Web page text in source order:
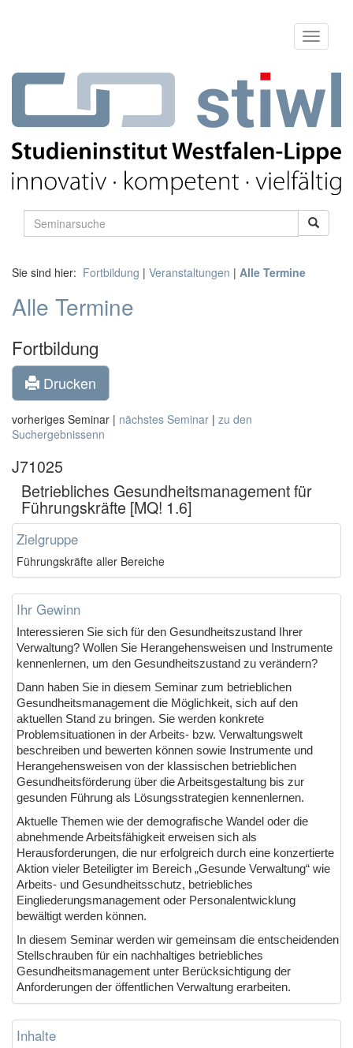
Sie sind hier: Fortbildung | Veranstaltungen | Alle Termine
Alle Termine
Fortbildung
Drucken
vorheriges Seminar | nächstes Seminar | zu den
Suchergebnissenn
J71025
Betriebliches Gesundheitsmanagement für
Führungskräfte [MQ! 1.6]
Zielgruppe
Führungskräfte aller Bereiche
Ihr Gewinn
Interessieren Sie sich für den Gesundheitszustand Ihrer
Verwaltung? Wollen Sie Herangehensweisen und Instrumente
kennenlernen, um den Gesundheitszustand zu verändern?
Dann haben Sie in diesem Seminar zum betrieblichen
Gesundheitsmanagement die Möglichkeit, sich auf den
aktuellen Stand zu bringen. Sie werden konkrete
Problemsituationen in der Arbeits- bzw. Verwaltungswelt
beschreiben und bewerten können sowie Instrumente und
Herangehensweisen von der klassischen betrieblichen
Gesundheitsförderung über die Arbeitsgestaltung bis zur
gesunden Führung als Lösungsstrategien kennenlernen.
Aktuelle Themen wie der demografische Wandel oder die
abnehmende Arbeitsfähigkeit erweisen sich als
Herausforderungen, die nur erfolgreich durch eine konzertierte
Aktion vieler Beteiligter im Bereich „Gesunde Verwaltung“ wie
Arbeits- und Gesundheitsschutz, betriebliches
Eingliederungsmanagement oder Personalentwicklung
bewältigt werden können.
In diesem Seminar werden wir gemeinsam die entscheidenden
Stellschrauben für ein nachhaltiges betriebliches
Gesundheitsmanagement unter Berücksichtigung der
Anforderungen der öffentlichen Verwaltung erarbeiten.
Inhalte